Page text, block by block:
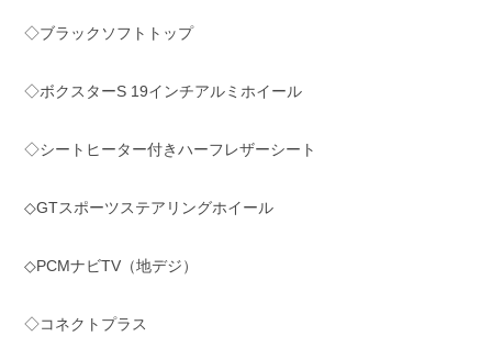
◇ブラックソフトトップ
◇ボクスターS 19インチアルミホイール
◇シートヒーター付きハーフレザーシート
◇GTスポーツステアリングホイール
◇PCMナビTV（地デジ）
◇コネクトプラス